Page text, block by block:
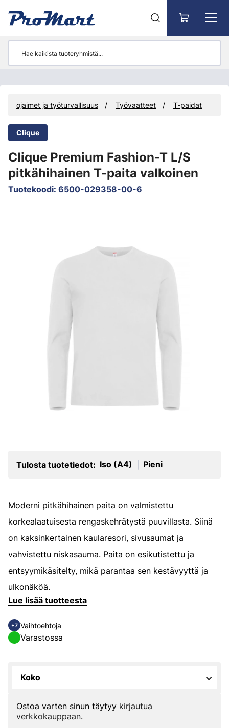
Suojaimet ja työturvallisuus Työvaatteet T-paidat
Clique
Clique Premium Fashion-T L/S
pitkähihainen T-paita valkoinen
Tuotekoodi: 6500-029358-00-6
Tulosta tuotetiedot: Iso (A4) Pieni
Moderni pitkähihainen paita on valmistettu
korkealaatuisesta rengaskehrätystä puuvillasta. Siinä
on kaksinkertainen kaularesori, sivusaumat ja
vahvistettu niskasauma. Paita on esikutistettu ja
entsyymikäsitelty, mikä parantaa sen kestävyyttä ja
ulkonäköä.
Lue lisää tuotteesta
+7 Vaihtoehtoja
Varastossa
Koko
Ostoa varten sinun täytyy kirjautua
verkkokauppaan.